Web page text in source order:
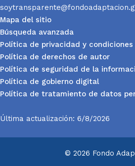
Mapa del sitio
Búsqueda avanzada
Política de privacidad y condiciones
Política de derechos de autor
Política de seguridad de la
Política de gobierno digital
Política de tratamiento de datos
Última actualización: 6/8/2026
© 2026 Fondo